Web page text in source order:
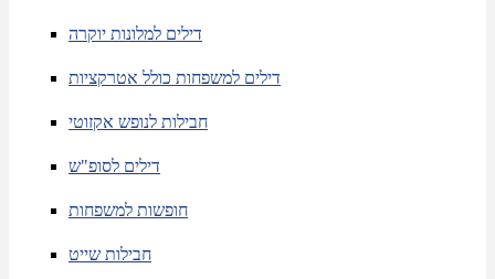
דילים למלונות יוקרה
דילים למשפחות כולל אטרקציות
חבילות לנופש אקזוטי
דילים לסופ"ש
חופשות למשפחות
חבילות שייט